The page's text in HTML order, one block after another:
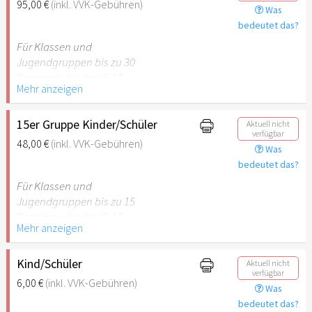
empfehlenswert.
95,00 €(inkl. VVK-Gebühren)
Was
bedeutet das?
Für Klassen und
Jugendgruppen bis zu 30
Jahre) oder Schüler mit
Schülerausweis inklusive
erwachsene Begleitperson.
Hinweis: Für Kinder unter 6
Stuttgart nicht
empfehlenswert.
Mehr anzeigen
15er Gruppe Kinder/Schüler
48,00 €(inkl. VVK-Gebühren)
Aktuell nicht
verfügbar
Was
bedeutet das?
Für Klassen und
Jugendgruppen bis zu 15
Jahre) oder Schüler mit
Schülerausweis inklusive
erwachsene Begleitperson.
Hinweis: Für Kinder unter 6
Mehr anzeigen
Kind/Schüler
6,00 €(inkl. VVK-Gebühren)
Aktuell nicht
verfügbar
Was
bedeutet das?